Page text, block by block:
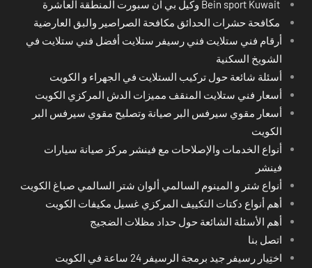
مكافحة حشرات الحدائق مكافحة الصراصير والبق العارضية
أرقام فني ستلايت فني رسيفر ستلايت أفضل فني ستلايت في
الشويخ السكنية
أسئلة شائعة حول تركيب الستلايت في الجهراء و الكويت
أسعار فني ستلايت المنقف مميزات الدش المركزي الكويت
أسعار مقوي سيرفس البر صيانة وتصليح مقوي سيرفس البر
الكويت
أنواع الخدمات والإصلاحات مع فينشر مركز صيانة سيارات
فينشر
أنواع شتر و المينوم السالمي ألوان شتر السالمي صباغ الكويت
أهم أنواع دكتات التكييف المركزي غسيل مكيفات الكويت
أهم الأسئلة الشائعة حول حداد مظلات الضجيج
اتصل بنا
اختِيار رسيفر جيد برمجة الرسيفر 24 ساعة في الكويت